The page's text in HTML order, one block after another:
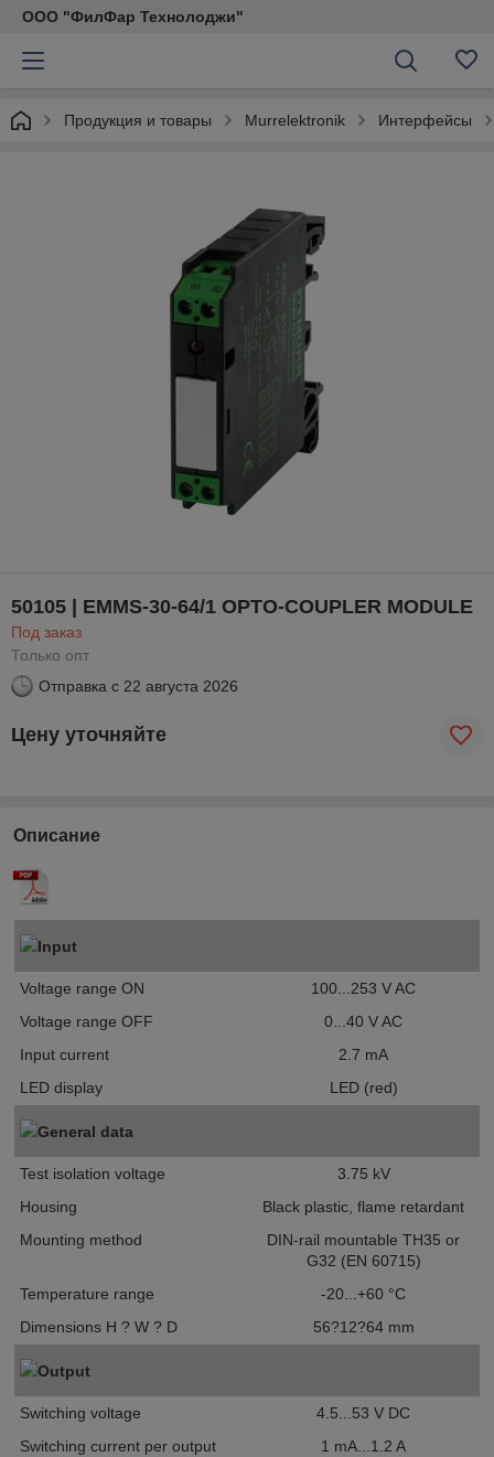
ООО "ФилФар Технолоджи"
Продукция и товары Murrelektronik Интерфейсы
50105 | EMMS-30-64/1 OPTO-COUPLER MODULE
Под заказ
Только опт
Отправка с 22 августа 2026
Цену уточняйте
Описание
Input
Voltage range ON
100...253 V AC
Voltage range OFF
0...40 V AC
Input current
2.7 mA
LED display
LED (red)
General data
Test isolation voltage
3.75 kV
Housing
Black plastic, flame retardant
Mounting method
DIN-rail mountable TH35 or
G32 (EN 60715)
Temperature range
-20...+60 °C
Dimensions H ? W ? D
56?12?64 mm
Output
Switching voltage
4.5...53 V DC
Switching current per output
1 mA...1.2 A